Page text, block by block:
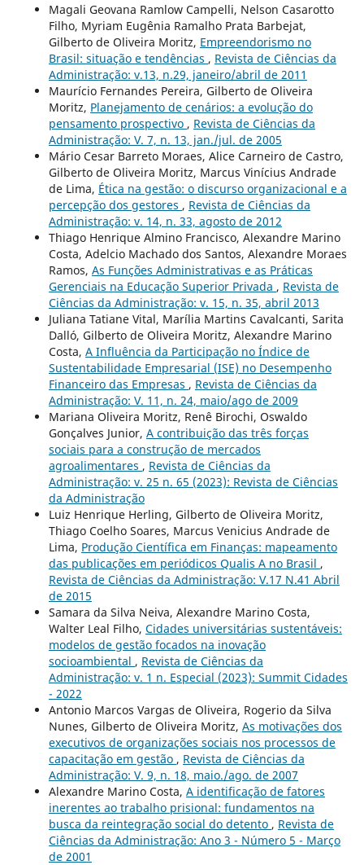
Magali Geovana Ramlow Campelli, Nelson Casarotto
Filho, Myriam Eugênia Ramalho Prata Barbejat,
Gilberto de Oliveira Moritz, Empreendorismo no
Brasil: situação e tendências , Revista de Ciências da
Administração: v.13, n.29, janeiro/abril de 2011
Maurício Fernandes Pereira, Gilberto de Oliveira
Moritz, Planejamento de cenários: a evolução do
pensamento prospectivo , Revista de Ciências da
Administração: V. 7, n. 13, jan./jul. de 2005
Mário Cesar Barreto Moraes, Alice Carneiro de Castro,
Gilberto de Oliveira Moritz, Marcus Vinícius Andrade
de Lima, Ética na gestão: o discurso organizacional e a
percepção dos gestores , Revista de Ciências da
Administração: v. 14, n. 33, agosto de 2012
Thiago Henrique Almino Francisco, Alexandre Marino
Costa, Adelcio Machado dos Santos, Alexandre Moraes
Ramos, As Funções Administrativas e as Práticas
Gerenciais na Educação Superior Privada , Revista de
Ciências da Administração: v. 15, n. 35, abril 2013
Juliana Tatiane Vital, Marília Martins Cavalcanti, Sarita
Dalló, Gilberto de Oliveira Moritz, Alexandre Marino
Costa, A Influência da Participação no Índice de
Sustentabilidade Empresarial (ISE) no Desempenho
Financeiro das Empresas , Revista de Ciências da
Administração: V. 11, n. 24, maio/ago de 2009
Mariana Oliveira Moritz, Renê Birochi, Oswaldo
Gonçalves Junior, A contribuição das três forças
sociais para a construção de mercados
agroalimentares , Revista de Ciências da
Administração: v. 25 n. 65 (2023): Revista de Ciências
da Administração
Luiz Henrique Herling, Gilberto de Oliveira Moritz,
Thiago Coelho Soares, Marcus Venicius Andrade de
Lima, Produção Científica em Finanças: mapeamento
das publicações em periódicos Qualis A no Brasil ,
Revista de Ciências da Administração: V.17 N.41 Abril
de 2015
Samara da Silva Neiva, Alexandre Marino Costa,
Walter Leal Filho, Cidades universitárias sustentáveis:
modelos de gestão focados na inovação
socioambiental , Revista de Ciências da
Administração: v. 1 n. Especial (2023): Summit Cidades
- 2022
Antonio Marcos Vargas de Oliveira, Rogerio da Silva
Nunes, Gilberto de Oliveira Moritz, As motivações dos
executivos de organizações sociais nos processos de
capacitação em gestão , Revista de Ciências da
Administração: V. 9, n. 18, maio./ago. de 2007
Alexandre Marino Costa, A identificação de fatores
inerentes ao trabalho prisional: fundamentos na
busca da reintegração social do detento , Revista de
Ciências da Administração: Ano 3 - Número 5 - Março
de 2001